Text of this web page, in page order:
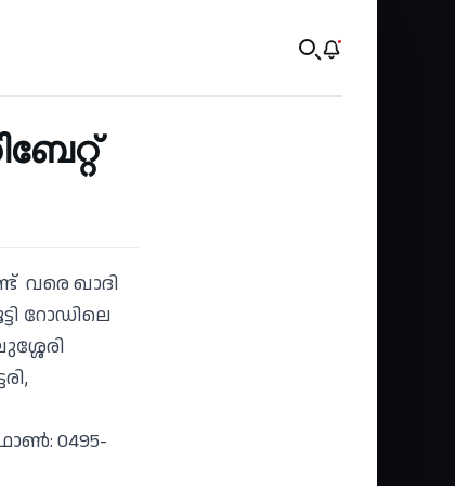
വരെ ഖാദി
റോഡിലെ
0495-